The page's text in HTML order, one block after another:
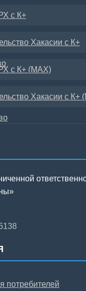
с К+
Хакасии с К+
с К+ (MAX)
Хакасии с К+
потребителей